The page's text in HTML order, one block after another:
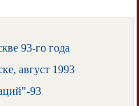
93-го года
август 1993
93